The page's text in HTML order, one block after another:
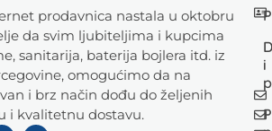
prodavnica nastala u oktobru
da svim ljubiteljima i kupcima
sanitarija, baterija bojlera itd. iz
omogućimo da na
i brz način dođu do željenih
i kvalitetnu dostavu.
i